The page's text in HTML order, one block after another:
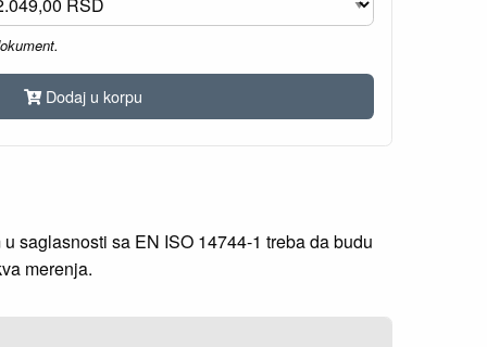
Dodaj u korpu
saglasnosti sa EN ISO 14744-1 treba da budu
merenja.